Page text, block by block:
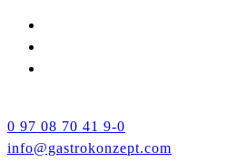
0 97 08 70 41 9-0
info@gastrokonzept.com